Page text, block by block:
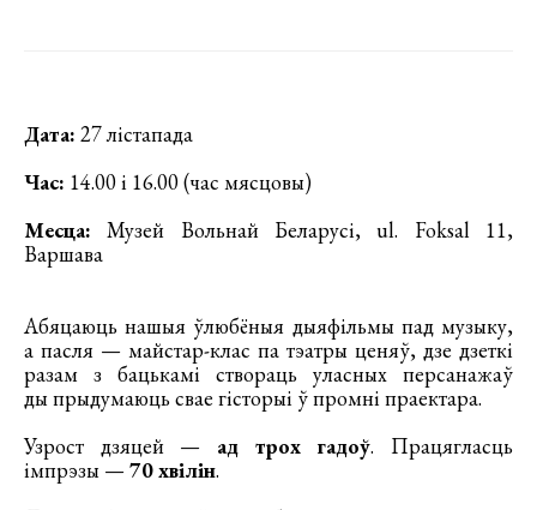
Дата: 27 лістапада
Час: 14.00 і 16.00 (час мясцовы)
Месца:Музей Вольнай Беларусі, ul. Foksal 11,
Варшава
Абяцаюць нашыя ўлюбёныя дыяфільмы пад музыку,
а пасля — майстар-клас па тэатры ценяў, дзе дзеткі
разам з бацькамі створаць уласных персанажаў
ды прыдумаюць свае гісторыі ў промні праектара.
Узрост дзяцей — ад трох гадоў. Працягласць
імпрэзы —70 хвілін.